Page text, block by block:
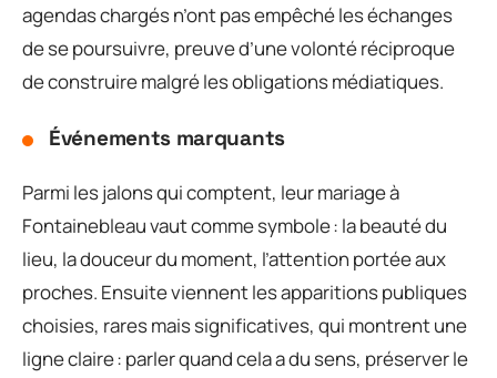
agendas chargés n’ont pas empêché les échanges
de se poursuivre, preuve d’une volonté réciproque
de construire malgré les obligations médiatiques.
Événements marquants
Parmi les jalons qui comptent, leur mariage à
Fontainebleau vaut comme symbole : la beauté du
lieu, la douceur du moment, l’attention portée aux
proches. Ensuite viennent les apparitions publiques
choisies, rares mais significatives, qui montrent une
ligne claire : parler quand cela a du sens, préserver le